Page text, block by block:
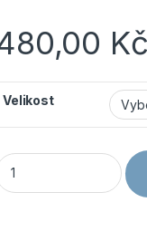
Kč
Velikost